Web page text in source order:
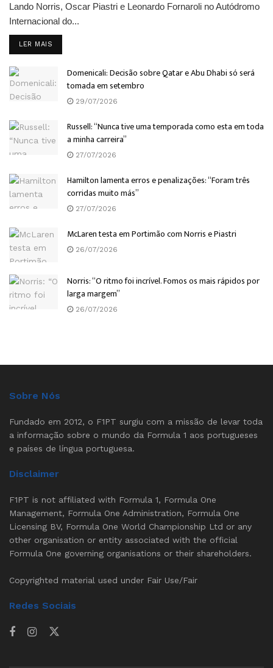
Lando Norris, Oscar Piastri e Leonardo Fornaroli no Autódromo
Internacional do...
LER MAIS
Domenicali: Decisão sobre Qatar e Abu Dhabi só será
tomada em setembro
29/07/2026
Russell: “Nunca tive uma temporada como esta em toda
a minha carreira”
27/07/2026
Hamilton lamenta erros e penalizações: “Foram três
corridas muito más”
27/07/2026
McLaren testa em Portimão com Norris e Piastri
26/07/2026
Norris: “O ritmo foi incrível. Fomos os mais rápidos por
larga margem”
26/07/2026
Sobre Nós
Fundado em 2012, o F1PT surgiu com a missão de levar toda
a informação sobre o mundo da Formula 1 aos portugueses
e países de língua portuguesa.
Disclaimer
F1PT is not affiliated with Formula 1, Formula One
Management, Formula One Administration, Formula One
Licensing BV, Formula One World Championship Ltd or any
other organisation or entity associated with the official
Formula One governing organisations or their shareholders.
Copyrighted material used under Fair Use/Fair
Redes Sociais